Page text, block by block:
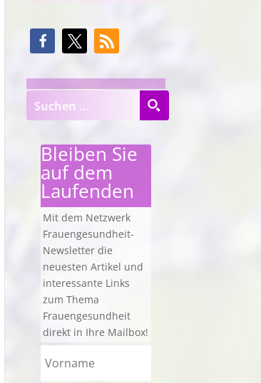
Bleiben Sie
auf dem
Laufenden
Mit dem Netzwerk
Frauengesundheit-
Newsletter die
neuesten Artikel und
interessante Links
zum Thema
Frauengesundheit
direkt in Ihre Mailbox!